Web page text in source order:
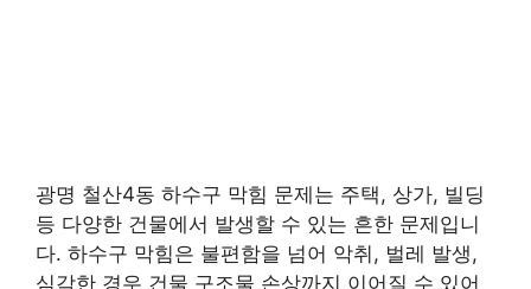
광명 철산4동 하수구 막힘 문제는 주택, 상가, 빌딩
등 다양한 건물에서 발생할 수 있는 흔한 문제입니
다. 하수구 막힘은 불편함을 넘어 악취, 벌레 발생,
심각한 경우 건물 구조물 손상까지 이어질 수 있어